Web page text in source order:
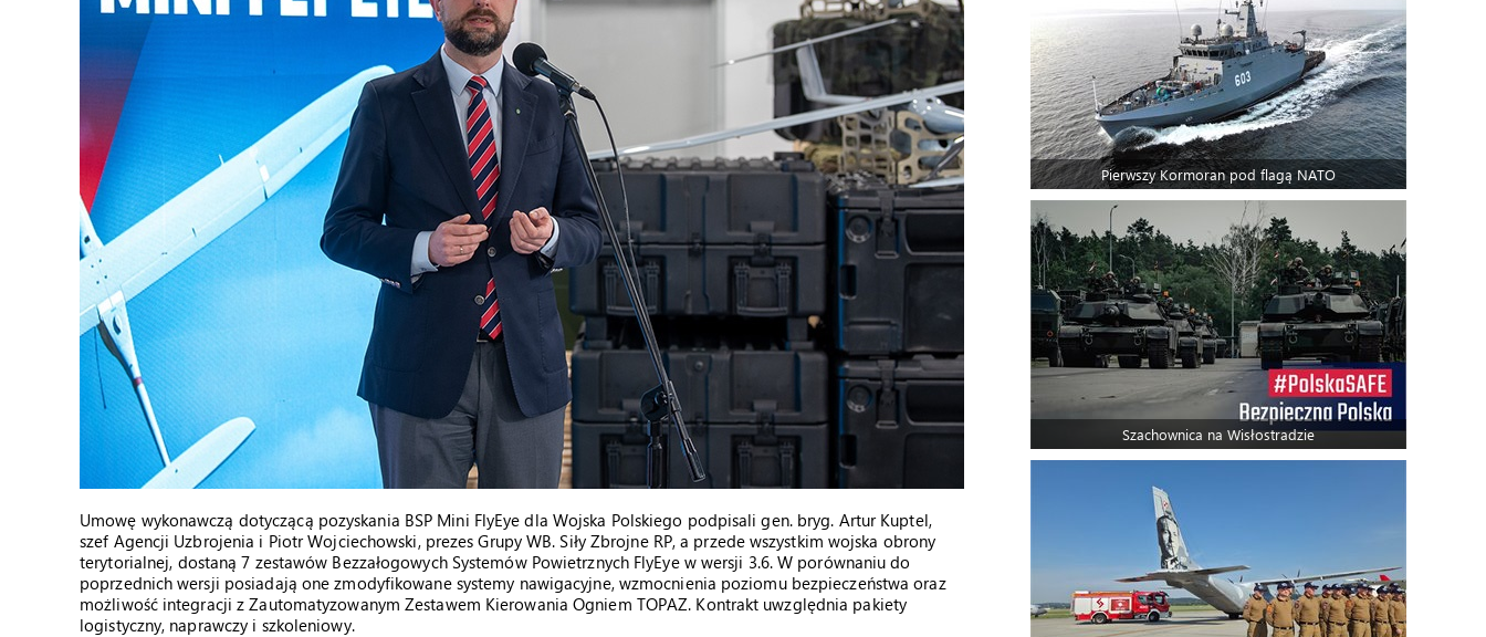
Umowę wykonawczą dotyczącą pozyskania BSP Mini FlyEye dla Wojska Polskiego podpisali gen. bryg. Artur Kuptel,
szef Agencji Uzbrojenia i Piotr Wojciechowski, prezes Grupy WB. Siły Zbrojne RP, a przede wszystkim wojska obrony
terytorialnej, dostaną 7 zestawów Bezzałogowych Systemów Powietrznych FlyEye w wersji 3.6. W porównaniu do
poprzednich wersji posiadają one zmodyfikowane systemy nawigacyjne, wzmocnienia poziomu bezpieczeństwa oraz
możliwość integracji z Zautomatyzowanym Zestawem Kierowania Ogniem TOPAZ. Kontrakt uwzględnia pakiety
logistyczny, naprawczy i szkoleniowy.
Pierwszy Kormoran pod flagą NATO
Szachownica na Wisłostradzie